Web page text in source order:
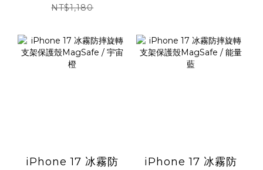
NT$1,180
iPhone 17 冰霧防
iPhone 17 冰霧防